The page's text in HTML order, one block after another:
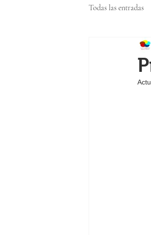
Todas las entradas
Cooperación